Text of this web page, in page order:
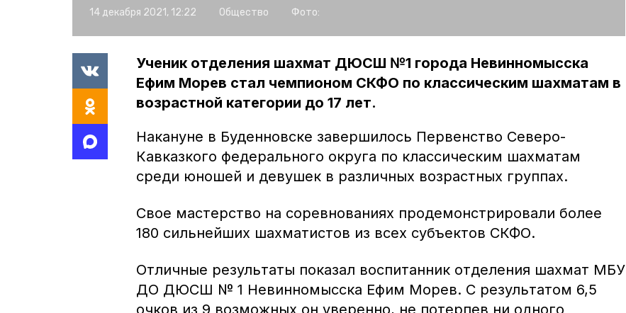
14 декабря 2021, 12:22 Общество Фото:
Ученик отделения шахмат ДЮСШ №1 города Невинномысска
Ефим Морев стал чемпионом СКФО по классическим шахматам в
возрастной категории до 17 лет.
Накануне в Буденновске завершилось Первенство Северо-
Кавказкого федерального округа по классическим шахматам
среди юношей и девушек в различных возрастных группах.
Свое мастерство на соревнованиях продемонстрировали более
180 сильнейших шахматистов из всех субъектов СКФО.
Отличные результаты показал воспитанник отделения шахмат МБУ
ДО ДЮСШ № 1 Невинномысска Ефим Морев. С результатом 6,5
очков из 9 возможных он уверенно, не потерпев ни одного